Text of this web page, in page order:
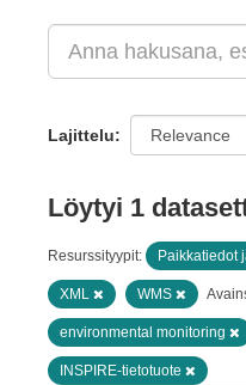
Lajittelu
Löytyi 1
Resurssityypit: Paikkatiedot
XML WMS
environmental monitoring
INSPIRE-tietotuote